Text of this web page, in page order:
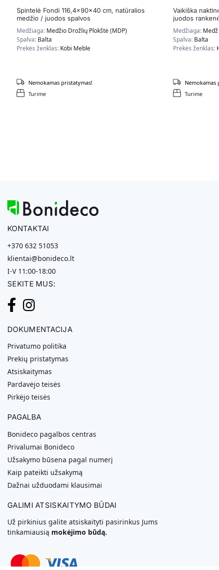
Spintelė Fondi 116,4x90x40 cm, natūralios
medžio / juodos spalvos
Medžiaga: Medžio Drožlių Plokštė (MDP)
Spalva: Balta
Prekės ženklas: Kobi Meble
Turime
Nemokamas pristatymas!
Vaikiška
juodos
Medžiaga:
Spalva: Balta
Prekės ženklas:
Turime
Nemokamas
KONTAKTAI
+370 632 51053
klientai@bonideco.lt
I-V 11:00-18:00
SEKITE MUS:
DOKUMENTACIJA
Privatumo politika
Prekių pristatymas
Atsiskaitymas
Pardavėjo teisės
Pirkėjo teisės
PAGALBA
Bonideco pagalbos centras
Privalumai Bonideco
Užsakymo būsena pagal numerį
Kaip pateikti užsakymą
Dažnai užduodami klausimai
GALIMI ATSISKAITYMO BŪDAI
Už pirkinius galite atsiskaityti pasirinkus Jums
tinkamiausią mokėjimo būdą.